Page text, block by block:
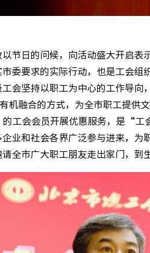
节日的问候，向活动盛大开启
委要求的实际行动，也是工会
会坚持以职工为中心的工作导
融合的方式，为全市职工提供文
工会会员开展优惠服务，是“工
业和社会各界广泛参与进来，
全市广大职工朋友走出家门，到